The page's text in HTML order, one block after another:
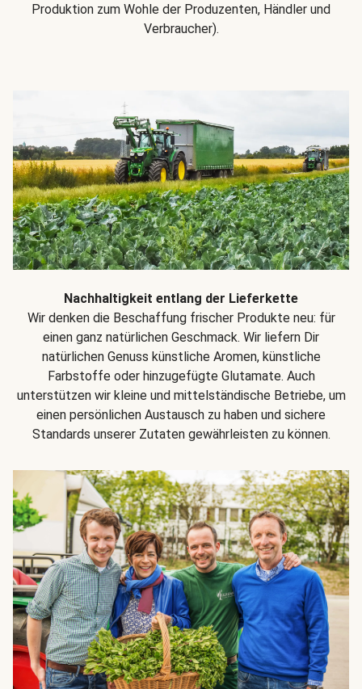
Produktion zum Wohle der Produzenten, Händler und
Verbraucher).
Nachhaltigkeit entlang der Lieferkette
Wir denken die Beschaffung frischer Produkte neu: für
einen ganz natürlichen Geschmack. Wir liefern Dir
natürlichen Genuss künstliche Aromen, künstliche
Farbstoffe oder hinzugefügte Glutamate. Auch
unterstützen wir kleine und mittelständische Betriebe, um
einen persönlichen Austausch zu haben und sichere
Standards unserer Zutaten gewährleisten zu können.